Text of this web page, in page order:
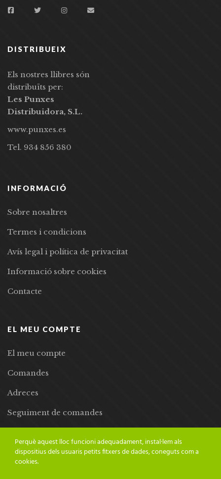
DISTRIBUEIX
Els nostres llibres són
distribuïts per:
Les Punxes
Distribuidora, S.L.
www.punxes.es
Tel. 934 856 380
INFORMACIÓ
Sobre nosaltres
Termes i condicions
Avís legal i política de privacitat
Informació sobre cookies
Contacte
EL MEU COMPTE
El meu compte
Comandes
Adreces
Seguiment de comandes
Perquè aquest lloc funcioni adequadament, instal·lem als
dispositius dels usuaris petits fitxers de dades, coneguts com a
cookies.